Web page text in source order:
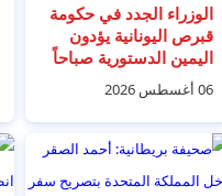
الوزراء الجدد في حكومة
قبرص اليونانية يؤدون
اليمين الدستورية صباحاً
في القصر الرئاسي عقب
التعديل الوزاري الأخير.
06 أغسطس 2026